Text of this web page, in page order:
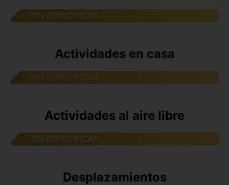
SIN ESPECIFICAR
Actividades en casa
SIN ESPECIFICAR
Actividades al aire libre
SIN ESPECIFICAR
Desplazamientos